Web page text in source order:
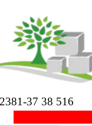
37 38 516